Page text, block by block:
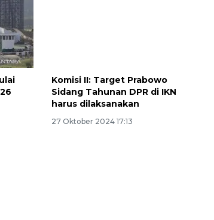
Komisi II: Target Prabowo
Sidang Tahunan DPR di IKN
harus dilaksanakan
27 Oktober 2024 17:13
2026-08-06 18:45:00